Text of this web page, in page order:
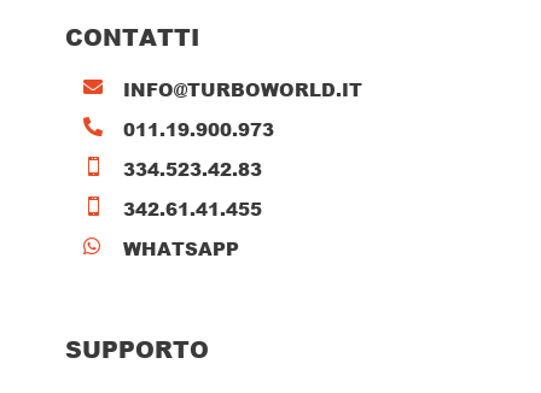
CONTATTI
 INFO@TURBOWORLD.IT
 011.19.900.973
 334.523.42.83
 342.61.41.455
 WHATSAPP
SUPPORTO